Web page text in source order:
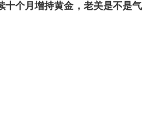
十个月增持黄金，老美是不是气